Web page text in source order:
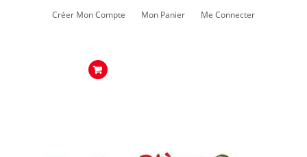
Créer Mon Compte Mon Panier Me Connecter